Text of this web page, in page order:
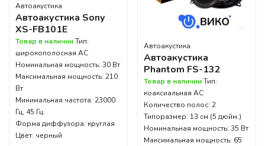
Автоакустика
Автоакустика Sony
XS-FB101E
Товар в наличииТип:
широкополосная АС
Номинальная мощность: 30 Вт
Максимальная мощность: 210
Вт
Минимальная частота: 23000
Гц, 45 Гц
Форма диффузора: круглая
Цвет: черный
Автоакустика
Автоакустика
Phantom FS-132
Товар в наличииТип:
коаксиальная АС
Количество полос: 2
Типоразмер: 13 см (5 дюйм.)
Номинальная мощность: 35 Вт
Максимальная мощность: 65